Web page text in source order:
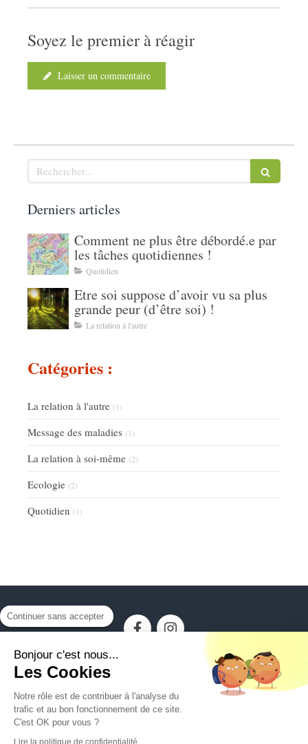
Soyez le premier à réagir
Laisser un commentaire
Rechercher
Derniers articles
Comment ne plus être débordé.e par
les tâches quotidiennes !
Quotidien
Etre soi suppose d’avoir vu sa plus
grande peur (d’être soi) !
La relation à l'autre
Catégories :
La relation à l'autre (1)
Message des maladies (1)
La relation à soi-même (2)
Ecologie (2)
Quotidien (1)
Mentions légales
©2026 - Bastien Seigneur et Cécile Levasseur
Liberté - responsabilité - Fraternité
Continuer sans accepter
Bonjour c'est nous...
Les Cookies
Notre rôle est de contribuer à l'analyse du
trafic et au bon fonctionnement de ce site.
C'est OK pour vous ?
Lire la politique de confidentialité